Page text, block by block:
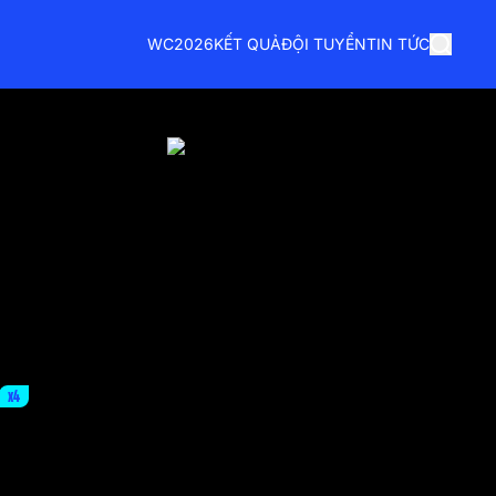
WC2026KẾT QUẢĐỘI TUYỂNTIN TỨC
x4